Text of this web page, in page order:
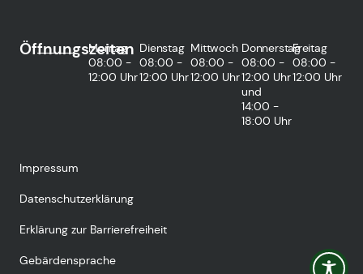
Öffnungszeiten
Montag
08:00 -
12:00 Uhr
Dienstag
08:00 -
12:00 Uhr
Mittwoch
08:00 -
12:00 Uhr
Donnerstag
08:00 -
12:00 Uhr
und
14:00 -
18:00 Uhr
Freitag
08:00 -
12:00 Uhr
Impressum
Datenschutzerklärung
Erklärung zur Barrierefreiheit
Gebärdensprache